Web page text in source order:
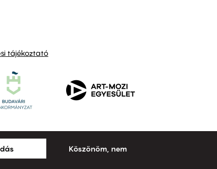
tájékoztató
Köszönöm, nem